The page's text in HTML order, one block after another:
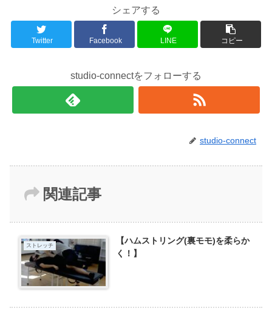
シェアする
Twitter Facebook LINE コピー
studio-connectをフォローする
studio-connect
関連記事
ストレッチ
【ハムストリング(裏モモ)を柔らか
く！】